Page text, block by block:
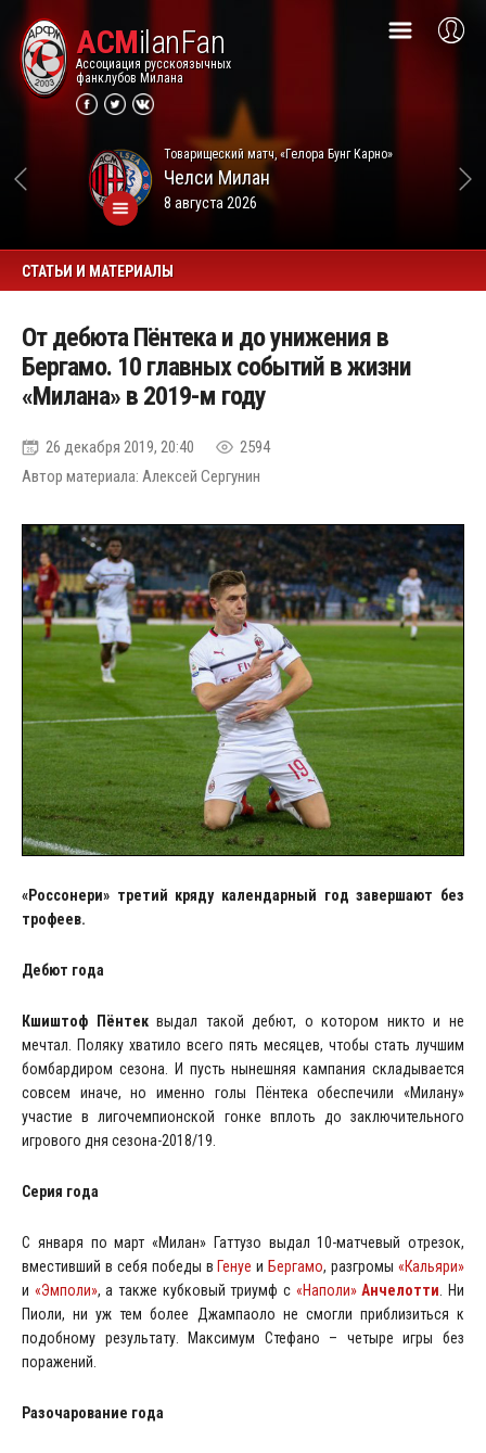
ACMilanFan
Ассоциация русскоязычных
фанклубов Милана
Товарищеский матч, «Гелора Бунг Карно»
ЧелсиМилан
8 августа 2026
СТАТЬИ И МАТЕРИАЛЫ
От дебюта Пёнтека и до унижения в
Бергамо. 10 главных событий в жизни
«Милана» в 2019-м году
26 декабря 2019, 20:40
2594
Автор материала: Алексей Сергунин
«Россонери» третий кряду календарный год завершают без
трофеев.
Дебют года
Кшиштоф Пёнтеквыдал такой дебют, о котором никто и не
мечтал. Поляку хватило всего пять месяцев, чтобы стать лучшим
бомбардиром сезона. И пусть нынешняя кампания складывается
совсем иначе, но именно голы Пёнтека обеспечили «Милану»
участие в лигочемпионской гонке вплоть до заключительного
игрового дня сезона-2018/19.
Серия года
С января по март «Милан» Гаттузо выдал 10-матчевый отрезок,
вместивший в себя победы в Генуе и Бергамо, разгромы«Кальяри»
и «Эмполи», а также кубковый триумф с «Наполи»Анчелотти . Ни
Пиоли, ни уж тем более Джампаоло не смогли приблизиться к
подобному результату. Максимум Стефано – четыре игры без
поражений.
Разочарование года